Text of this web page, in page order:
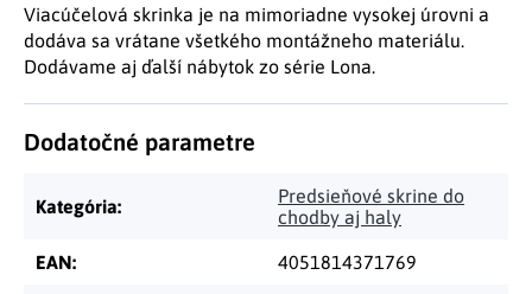
Viacúčelová skrinka je na mimoriadne vysokej úrovni a
dodáva sa vrátane všetkého montážneho materiálu.
Dodávame aj ďalší nábytok zo série Lona.
Dodatočné parametre
Kategória:
Predsieňové skrine do
chodby aj haly
EAN: 4051814371769